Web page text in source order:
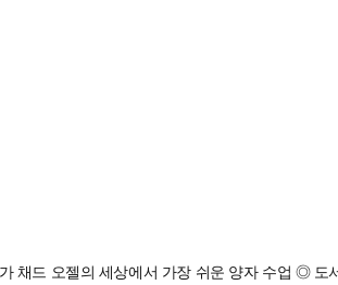
드 오젤의 세상에서 가장 쉬운 양자 수업 ◎ 도